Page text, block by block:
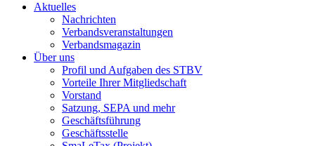
Aktuelles
Nachrichten
Verbandsveranstaltungen
Verbandsmagazin
Über uns
Profil und Aufgaben des STBV
Vorteile Ihrer Mitgliedschaft
Vorstand
Satzung, SEPA und mehr
Geschäftsführung
Geschäftsstelle